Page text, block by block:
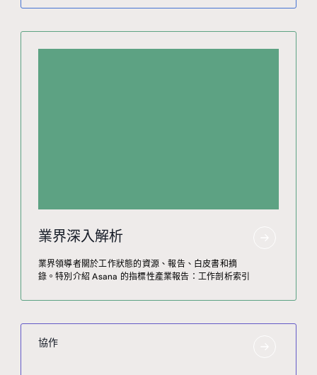
業界深入解析
業界領導者關於工作狀態的資源、報告、白皮書和摘
錄。特別介紹 Asana 的指標性產業報告：工作剖析索引
協作